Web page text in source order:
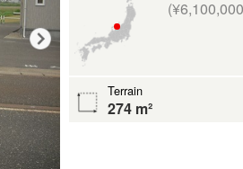
Terrain
274 m²